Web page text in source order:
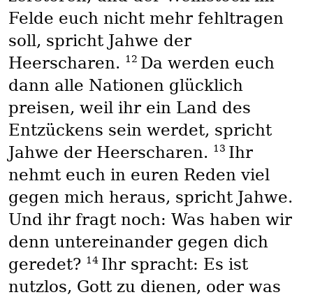
Felde euch nicht mehr fehltragen
soll, spricht Jahwe der
Heerscharen. 12 Da werden euch
dann alle Nationen glücklich
preisen, weil ihr ein Land des
Entzückens sein werdet, spricht
Jahwe der Heerscharen. 13 Ihr
nehmt euch in euren Reden viel
gegen mich heraus, spricht Jahwe.
Und ihr fragt noch: Was haben wir
denn untereinander gegen dich
geredet? 14 Ihr spracht: Es ist
nutzlos, Gott zu dienen, oder was